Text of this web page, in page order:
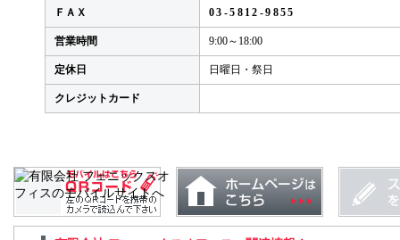
ＦＡＸ 03-5812-9855
営業時間 9:00～18:00
定休日 日曜日・祭日
クレジットカード